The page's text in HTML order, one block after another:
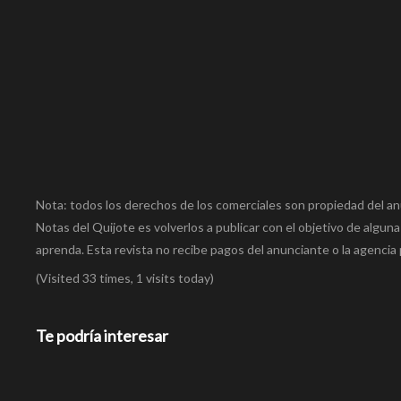
Nota: todos los derechos de los comerciales son propiedad del
Notas del Quijote es volverlos a publicar con el objetivo de
aprenda. Esta revista no recibe pagos del anunciante o la
(Visited 33 times, 1 visits today)
Te podría interesar